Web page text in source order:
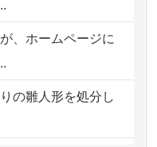
丁寧に供養してい
出来る点と申込ま
、ホームページに
の雛人形を処分し